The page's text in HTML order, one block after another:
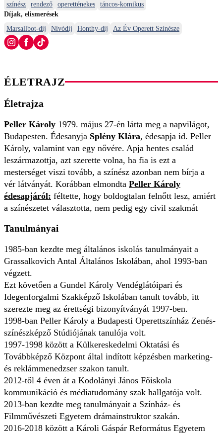
színész
rendező operetténekes
táncos-komikus
Díjak, elismerések
Marsallbot-díj
Nívódíj Honthy-díj Az Év Operett Színésze
ÉLETRAJZ
Életrajza
Peller Károly 1979. május 27-én látta meg a napvilágot,
Budapesten. Édesanyja Splény Klára, édesapja id. Peller
Károly, valamint van egy nővére. Apja hentes család
leszármazottja, azt szerette volna, ha fia is ezt a
mesterséget viszi tovább, a színész azonban nem bírja a
vér látványát. Korábban elmondta Peller Károly
édesapjáról: féltette, hogy boldogtalan felnőtt lesz, amiért
a színészetet választotta, nem pedig egy civil szakmát
Tanulmányai
1985-ban kezdte meg általános iskolás tanulmányait a
Grassalkovich Antal Általános Iskolában, ahol 1993-ban
végzett.
Ezt követően a Gundel Károly Vendéglátóipari és
Idegenforgalmi Szakképző Iskolában tanult tovább, itt
szerezte meg az érettségi bizonyítványát 1997-ben.
1998-ban Peller Károly a Budapesti Operettszínház Zenés-
színészképző Stúdiójának tanulója volt.
1997-1998 között a Külkereskedelmi Oktatási és
Továbbképző Központ által indított képzésben marketing-
és reklámmenedzser szakon tanult.
2012-től 4 éven át a Kodolányi János Főiskola
kommunikáció és médiatudomány szak hallgatója volt.
2013-ban kezdte meg tanulmányait a Színház- és
Filmművészeti Egyetem drámainstruktor szakán.
2016-2018 között a Károli Gáspár Református Egyetem